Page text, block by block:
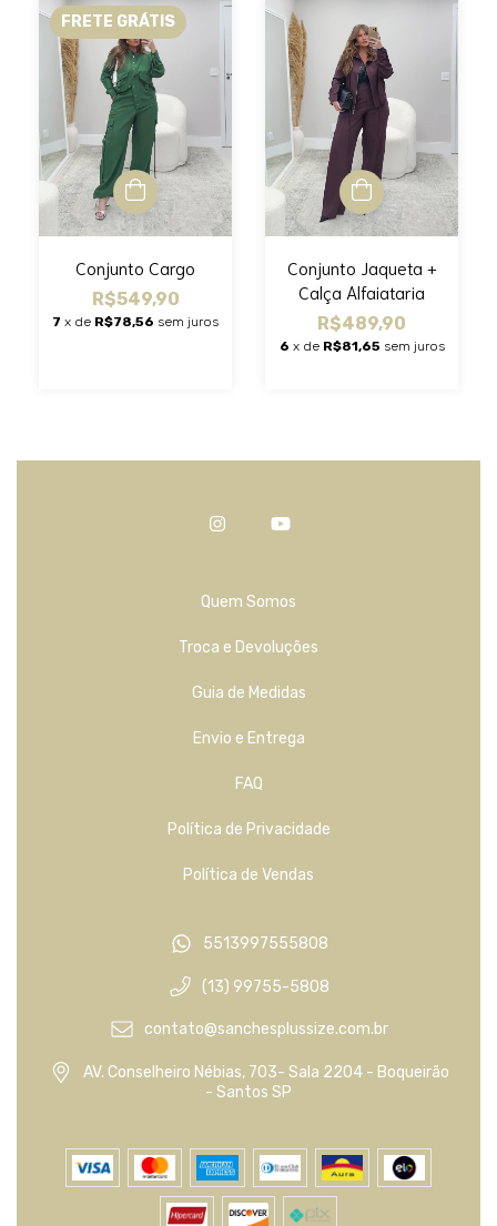
FRETE GRÁTIS
Conjunto Cargo
R$549,90
7 x de R$78,56 sem juros
Conjunto Jaqueta +
Calça Alfaiataria
R$489,90
6 x de R$81,65 sem juros
Quem Somos
Troca e Devoluções
Guia de Medidas
Envio e Entrega
FAQ
Política de Privacidade
Política de Vendas
5513997555808
(13) 99755-5808
contato@sanchesplussize.com.br
AV. Conselheiro Nébias, 703- Sala 2204 - Boqueirão
- Santos SP